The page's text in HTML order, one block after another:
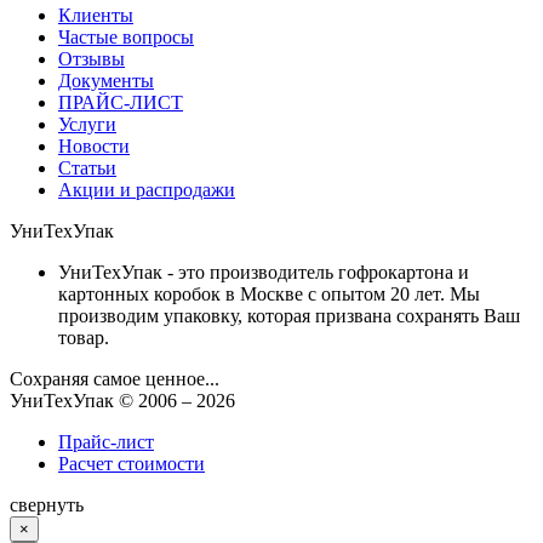
Клиенты
Частые вопросы
Отзывы
Документы
ПРАЙС-ЛИСТ
Услуги
Новости
Статьи
Акции и распродажи
УниТехУпак
УниТехУпак - это производитель гофрокартона и
картонных коробок в Москве с опытом 20 лет. Мы
производим упаковку, которая призвана сохранять Ваш
товар.
Сохраняя самое ценное...
УниТехУпак © 2006 – 2026
Прайс-лист
Расчет стоимости
свернуть
×